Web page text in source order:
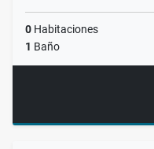
0 Habitaciones
1 Baño